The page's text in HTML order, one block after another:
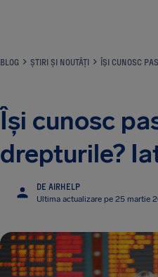
BLOG ȘTIRI ȘI NOUTĂȚI ÎȘI CUNOSC
Își cunosc
drepturile?
DE AIRHELP
Ultima actualizare pe 25 martie